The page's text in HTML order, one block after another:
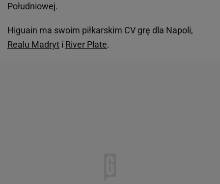
Południowej.
Higuain ma swoim piłkarskim CV grę dla Napoli,
Realu Madryt i River Plate.